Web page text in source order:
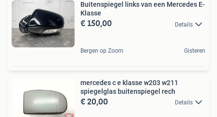
Buitenspiegel links van een Mercedes E-
Klasse
€ 150,00 Details
Bergen op Zoom Gisteren
mercedes c e klasse w203 w211
spiegelglas buitenspiegel rech
€ 20,00 Details